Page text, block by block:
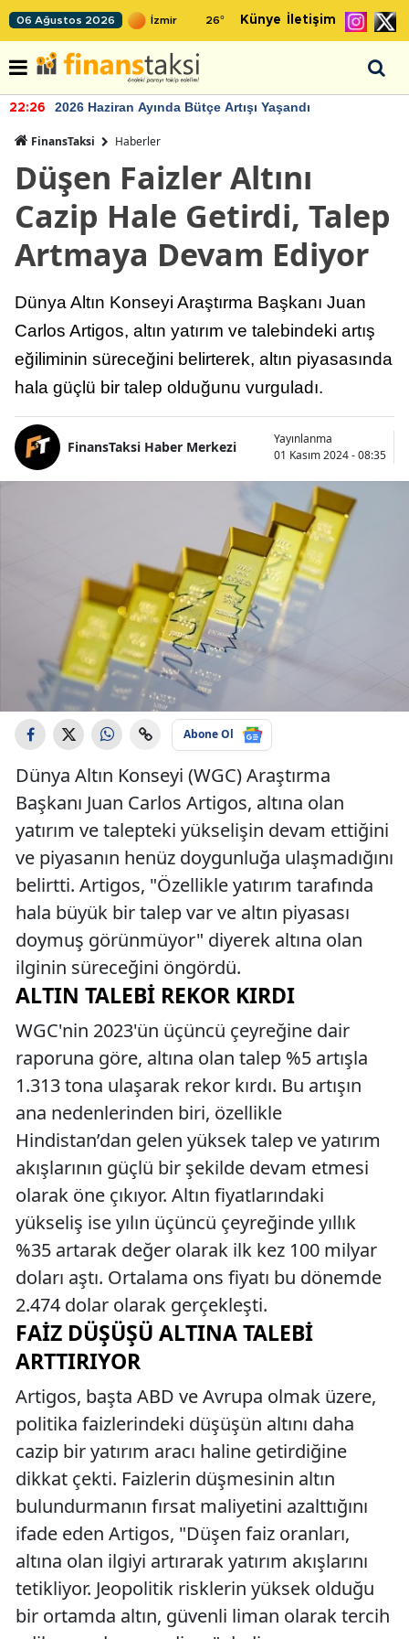
06 Ağustos 2026 26° Künye İletişim
22:26 2026 Haziran Ayında Bütçe Artışı Yaşandı
FinansTaksi Haberler
Düşen Faizler Altını
Cazip Hale Getirdi, Talep
Artmaya Devam Ediyor
Dünya Altın Konseyi Araştırma Başkanı Juan
Carlos Artigos, altın yatırım ve talebindeki artış
eğiliminin süreceğini belirterek, altın piyasasında
hala güçlü bir talep olduğunu vurguladı.
FinansTaksi Haber Merkezi
Yayınlanma
01 Kasım 2024 - 08:35
Abone Ol
Dünya Altın Konseyi (WGC) Araştırma
Başkanı Juan Carlos Artigos, altına olan
yatırım ve talepteki yükselişin devam ettiğini
ve piyasanın henüz doygunluğa ulaşmadığını
belirtti. Artigos, "Özellikle yatırım tarafında
hala büyük bir talep var ve altın piyasası
doymuş görünmüyor" diyerek altına olan
ilginin süreceğini öngördü.
ALTIN TALEBI REKOR KIRDI
WGC'nin 2023'ün üçüncü çeyreğine dair
raporuna göre, altına olan talep %5 artışla
1.313 tona ulaşarak rekor kırdı. Bu artışın
ana nedenlerinden biri, özellikle
Hindistan’dan gelen yüksek talep ve yatırım
akışlarının güçlü bir şekilde devam etmesi
olarak öne çıkıyor. Altın fiyatlarındaki
yükseliş ise yılın üçüncü çeyreğinde yıllık
%35 artarak değer olarak ilk kez 100 milyar
doları aştı. Ortalama ons fiyatı bu dönemde
2.474 dolar olarak gerçekleşti.
FAIZ DÜŞÜŞÜ ALTINA TALEBI
ARTTIRIYOR
Artigos, başta ABD ve Avrupa olmak üzere,
politika faizlerindeki düşüşün altını daha
cazip bir yatırım aracı haline getirdiğine
dikkat çekti. Faizlerin düşmesinin altın
bulundurmanın fırsat maliyetini azalttığını
ifade eden Artigos, "Düşen faiz oranları,
altına olan ilgiyi artırarak yatırım akışlarını
tetikliyor. Jeopolitik risklerin yüksek olduğu
bir ortamda altın, güvenli liman olarak tercih